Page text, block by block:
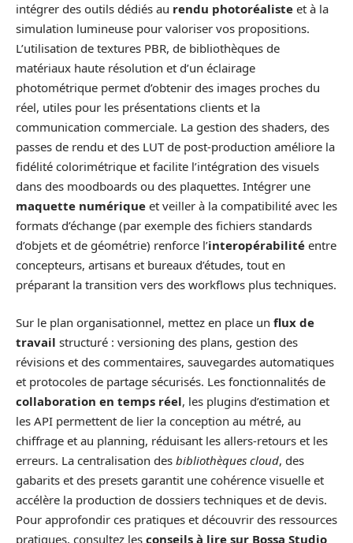
intégrer des outils dédiés au rendu photoréaliste et à la
simulation lumineuse pour valoriser vos propositions.
L’utilisation de textures PBR, de bibliothèques de
matériaux haute résolution et d’un éclairage
photométrique permet d’obtenir des images proches du
réel, utiles pour les présentations clients et la
communication commerciale. La gestion des shaders, des
passes de rendu et des LUT de post‑production améliore la
fidélité colorimétrique et facilite l’intégration des visuels
dans des moodboards ou des plaquettes. Intégrer une
maquette numérique et veiller à la compatibilité avec les
formats d’échange (par exemple des fichiers standards
d’objets et de géométrie) renforce l’interopérabilité entre
concepteurs, artisans et bureaux d’études, tout en
préparant la transition vers des workflows plus techniques.
Sur le plan organisationnel, mettez en place un flux de
travail structuré : versioning des plans, gestion des
révisions et des commentaires, sauvegardes automatiques
et protocoles de partage sécurisés. Les fonctionnalités de
collaboration en temps réel, les plugins d’estimation et
les API permettent de lier la conception au métré, au
chiffrage et au planning, réduisant les allers‑retours et les
erreurs. La centralisation des bibliothèques cloud, des
gabarits et des presets garantit une cohérence visuelle et
accélère la production de dossiers techniques et de devis.
Pour approfondir ces pratiques et découvrir des ressources
pratiques, consultez les conseils à lire sur Bossa Studio